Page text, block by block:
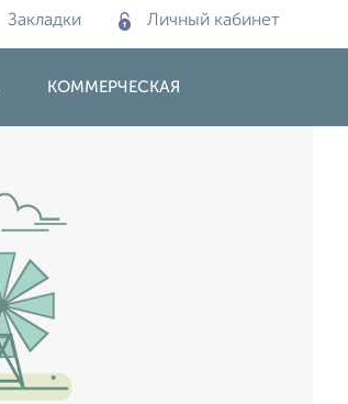
Закладки Личный кабинет
КОММЕРЧЕСКАЯ